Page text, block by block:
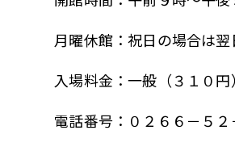
月曜休館：祝日の場合は
入場料金：一般（３１０
電話番号：０２６６－５２